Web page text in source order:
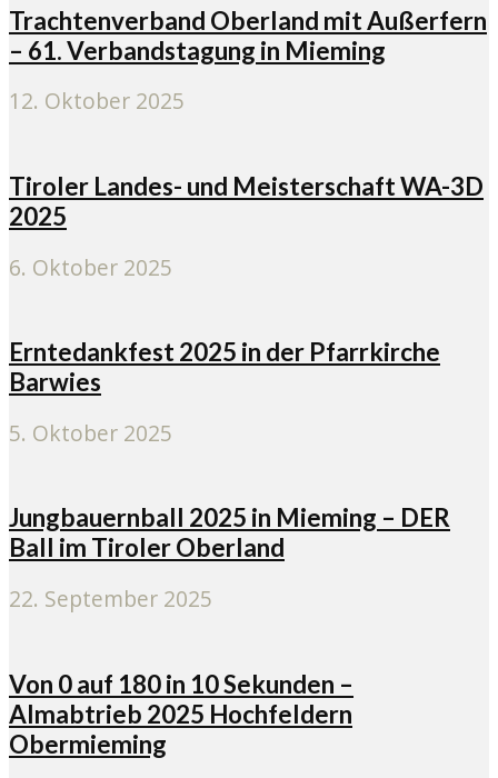
Trachtenverband Oberland mit Außerfern
– 61. Verbandstagung in Mieming
12. Oktober 2025
Tiroler Landes- und Meisterschaft WA-3D
2025
6. Oktober 2025
Erntedankfest 2025 in der Pfarrkirche
Barwies
5. Oktober 2025
Jungbauernball 2025 in Mieming – DER
Ball im Tiroler Oberland
22. September 2025
Von 0 auf 180 in 10 Sekunden –
Almabtrieb 2025 Hochfeldern
Obermieming